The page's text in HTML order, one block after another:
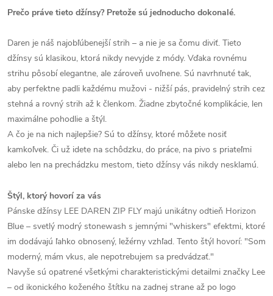
Prečo práve tieto džínsy? Pretože sú jednoducho dokonalé.
Daren je náš najobľúbenejší strih – a nie je sa čomu diviť. Tieto
džínsy sú klasikou, ktorá nikdy nevyjde z módy. Vďaka rovnému
strihu pôsobí elegantne, ale zároveň uvoľnene. Sú navrhnuté tak,
aby perfektne padli každému mužovi - nižší pás, pravidelný strih cez
stehná a rovný strih až k členkom. Žiadne zbytočné komplikácie, len
maximálne pohodlie a štýl.
A čo je na nich najlepšie? Sú to džínsy, ktoré môžete nosiť
kamkoľvek. Či už idete na schôdzku, do práce, na pivo s priateľmi
alebo len na prechádzku mestom, tieto džínsy vás nikdy nesklamú.
Štýl, ktorý hovorí za vás
Pánske džínsy LEE DAREN ZIP FLY majú unikátny odtieň Horizon
Blue – svetlý modrý stonewash s jemnými "whiskers" efektmi, ktoré
im dodávajú ľahko obnosený, ležérny vzhľad. Tento štýl hovorí: "Som
moderný, mám vkus, ale nepotrebujem sa predvádzať."
Navyše sú opatrené všetkými charakteristickými detailmi značky Lee
– od ikonického koženého štítku na zadnej strane až po logo